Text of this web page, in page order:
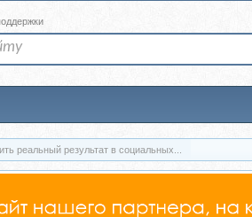
реальный результат в социальных...